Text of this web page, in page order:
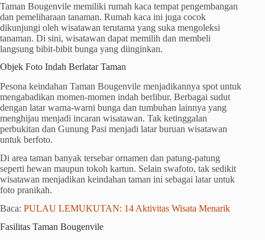
Taman Bougenvile memiliki rumah kaca tempat pengembangan
dan pemeliharaan tanaman. Rumah kaca ini juga cocok
dikunjungi oleh wisatawan terutama yang suka mengoleksi
tanaman. Di sini, wisatawan dapat memilih dan membeli
langsung bibit-bibit bunga yang diinginkan.
Objek Foto Indah Berlatar Taman
Pesona keindahan Taman Bougenvile menjadikannya spot untuk
mengabadikan momen-momen indah berlibur. Berbagai sudut
dengan latar warna-warni bunga dan tumbuhan lainnya yang
menghijau menjadi incaran wisatawan. Tak ketinggalan
perbukitan dan Gunung Pasi menjadi latar buruan wisatawan
untuk berfoto.
Di area taman banyak tersebar ornamen dan patung-patung
seperti hewan maupun tokoh kartun. Selain swafoto, tak sedikit
wisatawan menjadikan keindahan taman ini sebagai latar untuk
foto pranikah.
Baca: PULAU LEMUKUTAN: 14 Aktivitas Wisata Menarik
Fasilitas Taman Bougenvile